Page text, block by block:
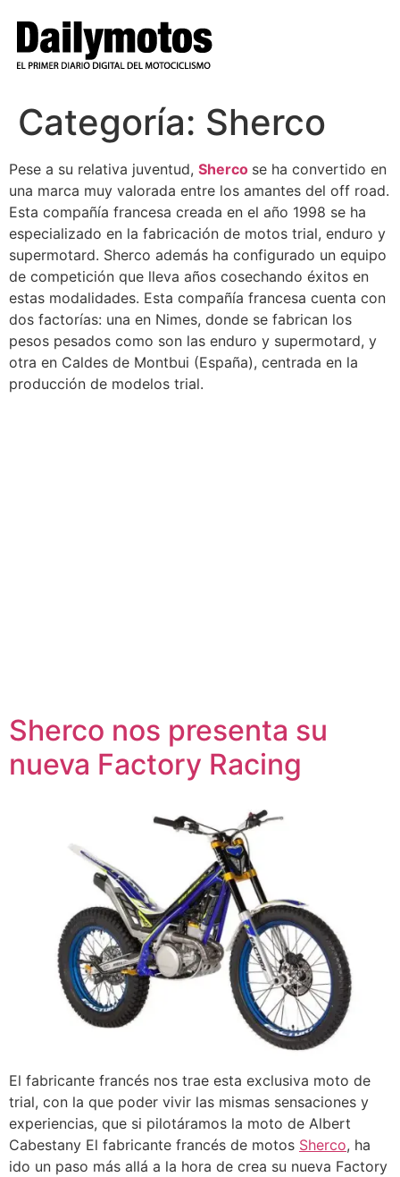
contenido
Categoría: Sherco
Pese a su relativa juventud, Sherco se ha convertido en
una marca muy valorada entre los amantes del off road.
Esta compañía francesa creada en el año 1998 se ha
especializado en la fabricación de motos trial, enduro y
supermotard. Sherco además ha configurado un equipo
de competición que lleva años cosechando éxitos en
estas modalidades. Esta compañía francesa cuenta con
dos factorías: una en Nimes, donde se fabrican los
pesos pesados como son las enduro y supermotard, y
otra en Caldes de Montbui (España), centrada en la
producción de modelos trial.
Sherco nos presenta su
nueva Factory Racing
El fabricante francés nos trae esta exclusiva moto de
trial, con la que poder vivir las mismas sensaciones y
experiencias, que si pilotáramos la moto de Albert
Cabestany El fabricante francés de motos Sherco, ha
ido un paso más allá a la hora de crea su nueva Factory